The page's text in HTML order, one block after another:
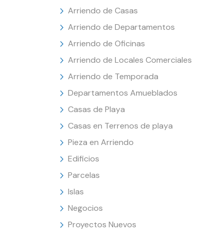
Arriendo de Casas
Arriendo de Departamentos
Arriendo de Oficinas
Arriendo de Locales Comerciales
Arriendo de Temporada
Departamentos Amueblados
Casas de Playa
Casas en Terrenos de playa
Pieza en Arriendo
Edificios
Parcelas
Islas
Negocios
Proyectos Nuevos